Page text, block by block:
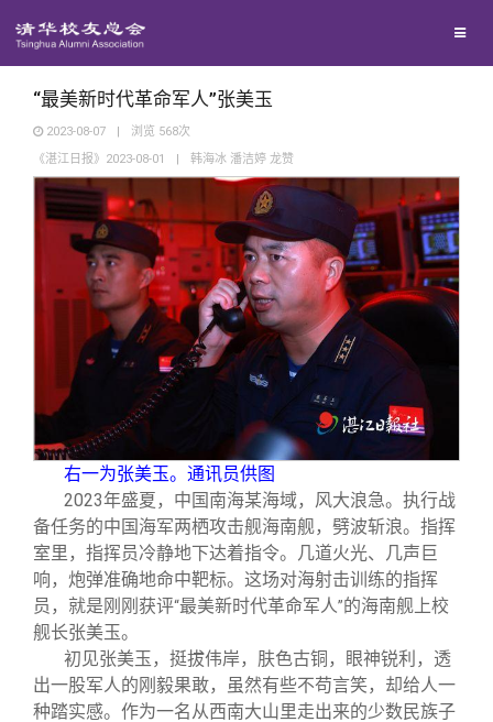
地区联络
年级联络
院系校友工作
专业委员会
兴趣群体
西南联大校友会
回馈母校
捐赠项目
捐赠新闻
捐赠纪事
捐赠方法
媒体平台
《清华校友通讯》
《水木清华》
我要订阅
新媒体平台
百年清华
清华人物
清华故事
校友文苑
校友讲坛
校友服务
终身学习
信息化服务
三创大赛
实用信息
校友总会
会长致辞
总会章程
制度法规
“最美新时代革命军人”张美玉
2023-08-07 | 浏览 568次
《湛江日报》2023-08-01
| 韩海冰 潘洁婷 龙赞
右一为张美玉。通讯员供图
2023年盛夏，中国南海某海域，风大浪急。执行战
备任务的中国海军两栖攻击舰海南舰，劈波斩浪。指挥
室里，指挥员冷静地下达着指令。几道火光、几声巨
响，炮弹准确地命中靶标。这场对海射击训练的指挥
员，就是刚刚获评“最美新时代革命军人”的海南舰上校
舰长张美玉。
初见张美玉，挺拔伟岸，肤色古铜，眼神锐利，透
出一股军人的刚毅果敢，虽然有些不苟言笑，却给人一
种踏实感。作为一名从西南大山里走出来的少数民族子